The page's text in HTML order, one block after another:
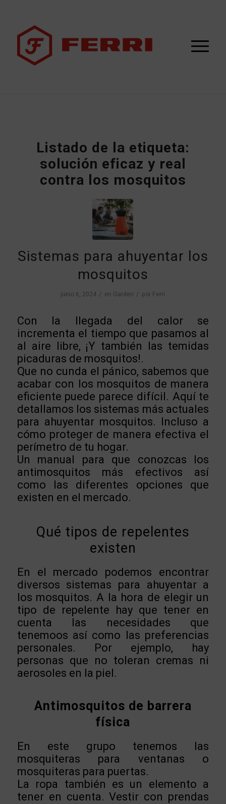
Listado de la etiqueta:
solución eficaz y real
contra los mosquitos
Sistemas para ahuyentar los
mosquitos
junio 6, 2024 / en Garden / por Ferri
Con la llegada del calor se
incrementa el tiempo que pasamos al
al aire libre, ¡Y también las temidas
picaduras de mosquitos!.
Que no cunda el pánico, sabemos que
acabar con los mosquitos de manera
eficiente puede parece difícil. Aquí te
detallamos los sistemas más actuales
para ahuyentar mosquitos. Incluso a
cómo proteger de manera efectiva el
perímetro de tu hogar.
Un manual para que conozcas los
antimosquitos más efectivos así
como las diferentes opciones que
existen en el mercado.
Qué tipos de repelentes
existen
En el mercado podemos encontrar
diversos sistemas para ahuyentar a
los mosquitos. A la hora de elegir un
tipo de repelente hay que tener en
cuenta las necesidades que
tenemoos así como las preferencias
personales. Por ejemplo, hay
personas que no toleran cremas ni
aerosoles en la piel.
Antimosquitos de barrera
física
En este grupo tenemos las
mosquiteras para ventanas o
mosquiteras para puertas.
La ropa también es un elemento a
tener en cuenta. Vestir con prendas